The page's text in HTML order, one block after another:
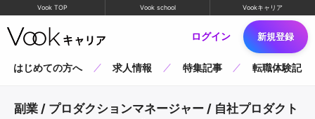
Vook TOP Vook school Vookキャリア
ログイン 新規登録
はじめての方へ 求人情報 特集記事 転職体験記
副業 / プロダクションマネージャー / 自社プロダクト